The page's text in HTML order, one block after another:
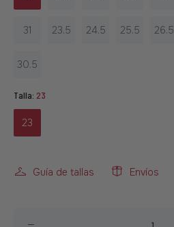
31 23.5 24.5 25.5 26.5
30.5
Talla: 23
23
Guía de tallas Envíos